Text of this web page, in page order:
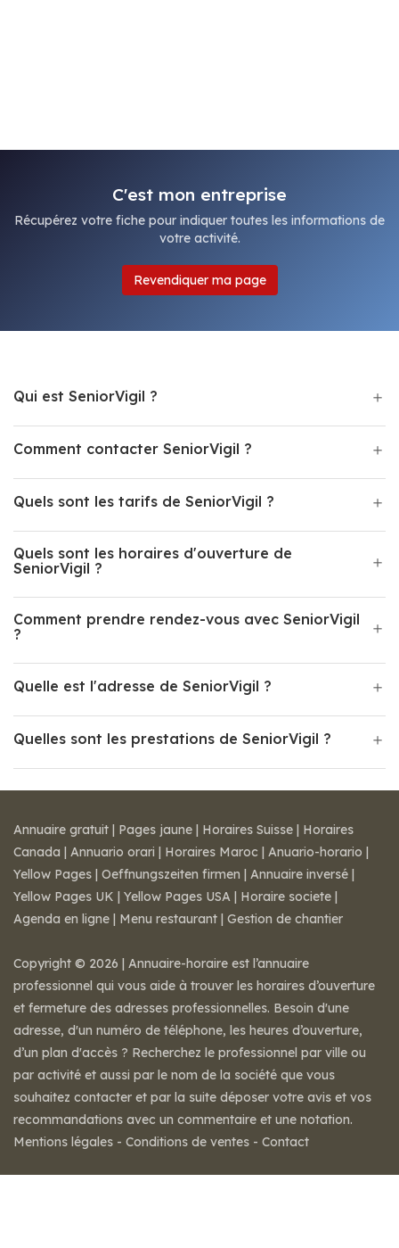
C'est mon entreprise
Récupérez votre fiche pour indiquer toutes les informations de
votre activité.
Revendiquer ma page
Qui est SeniorVigil ?
Comment contacter SeniorVigil ?
Quels sont les tarifs de SeniorVigil ?
Quels sont les horaires d'ouverture de
SeniorVigil ?
Comment prendre rendez-vous avec SeniorVigil
?
Quelle est l'adresse de SeniorVigil ?
Quelles sont les prestations de SeniorVigil ?
Annuaire gratuit | Pages jaune | Horaires Suisse | Horaires
Canada | Annuario orari | Horaires Maroc | Anuario-horario |
Yellow Pages | Oeffnungszeiten firmen | Annuaire inversé |
Yellow Pages UK | Yellow Pages USA | Horaire societe |
Agenda en ligne | Menu restaurant | Gestion de chantier
Copyright © 2026 | Annuaire-horaire est l’annuaire
professionnel qui vous aide à trouver les horaires d’ouverture
et fermeture des adresses professionnelles. Besoin d'une
adresse, d'un numéro de téléphone, les heures d’ouverture,
d’un plan d'accès ? Recherchez le professionnel par ville ou
par activité et aussi par le nom de la société que vous
souhaitez contacter et par la suite déposer votre avis et vos
recommandations avec un commentaire et une notation.
Mentions légales - Conditions de ventes - Contact